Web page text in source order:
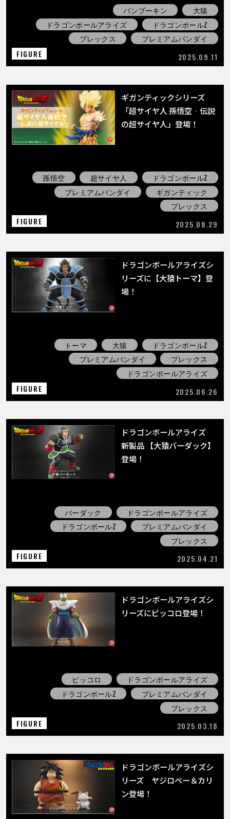
パンブーキン
大猿
ドラゴンボールアライズ
ドラゴンボールZ
プレックス
プレミアムバンダイ
FIGURE
2025.09.11
ギガンティックシリーズ
「超サイヤ人 孫悟空‐伝説
の超サイヤ人」登場！
孫悟空 超サイヤ人
ドラゴンボールZ
プレミアムバンダイ
ギガンティック
プレックス
FIGURE
2025.08.29
ドラゴンボールアライズシ
リーズに【大猿トーマ】登
場！
トーマ 大猿
ドラゴンボールZ
プレミアムバンダイ
プレックス
ドラゴンボールアライズ
FIGURE
2025.06.26
ドラゴンボールアライズ
新製品 【大猿バーダック】
登場！
バーダック
ドラゴンボールアライズ
ドラゴンボールZ
プレミアムバンダイ
プレックス
FIGURE
2025.04.21
ドラゴンボールアライズシ
リーズにピッコロ登場！
ピッコロ
ドラゴンボールアライズ
ドラゴンボールZ
プレミアムバンダイ
プレックス
FIGURE
2025.03.18
ドラゴンボールアライズシ
リーズ ヤジロベー＆カリ
ン登場！